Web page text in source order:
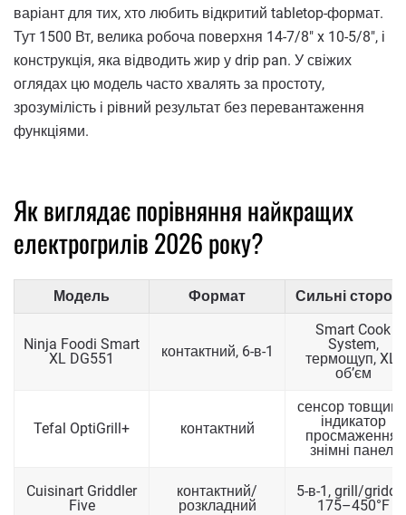
варіант для тих, хто любить відкритий tabletop-формат.
Тут 1500 Вт, велика робоча поверхня 14-7/8" x 10-5/8", і
конструкція, яка відводить жир у drip pan. У свіжих
оглядах цю модель часто хвалять за простоту,
зрозумілість і рівний результат без перевантаження
функціями.
Як виглядає порівняння найкращих
електрогрилів 2026 року?
Модель Формат Сильні
Ninja Foodi Smart
XL DG551
контактний, 6-в-1
Smart Cook
System,
термощуп, XL-
об’єм
Tefal OptiGrill+ контактний
сенсор
індикатор
просмаження,
знімні панелі
Cuisinart Griddler
Five
контактний/
розкладний
5-в-1, grill/
175–450°F